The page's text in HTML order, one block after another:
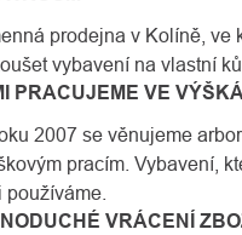
prodejna v Kolíně, ve
vybavení na vlastní
PRACUJEME VE
2007 se věnujeme
pracím. Vybavení,
používáme.
VRÁCENÍ